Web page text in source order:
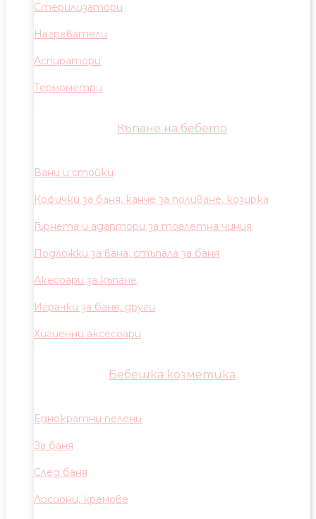
Стерилизатори
Нагреватели
Аспиратори
Термометри
Къпане на бебето
Вани и стойки
Кофички за баня, канче за поливане, козирка
Гърнета и адаптори за тоалетна чиния
Подложки за вана, стъпала за баня
Акесоари за къпане
Играчки за баня, други
Хигиенни аксесоари
Бебешка козметика
Еднократни пелени
За баня
След баня
Лосиони, кремове